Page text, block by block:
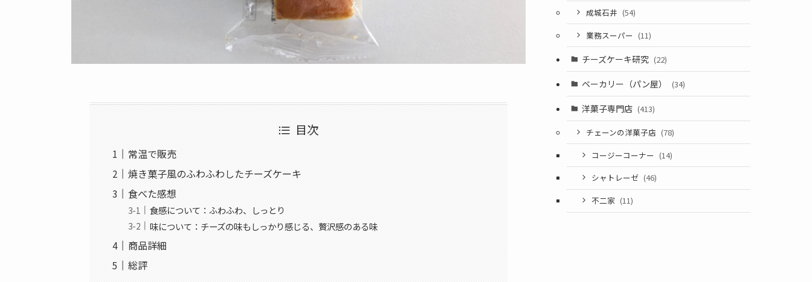
目次
常温で販売
焼き菓子風のふわふわしたチーズケーキ
食べた感想
食感について：ふわふわ、しっとり
味について：チーズの味もしっかり感じる、贅沢感のある味
商品詳細
総評
成城石井 (54)
業務スーパー (11)
チーズケーキ研究 (22)
ベーカリー（パン屋） (34)
洋菓子専門店 (413)
チェーンの洋菓子店 (78)
コージーコーナー (14)
シャトレーゼ (46)
不二家 (11)